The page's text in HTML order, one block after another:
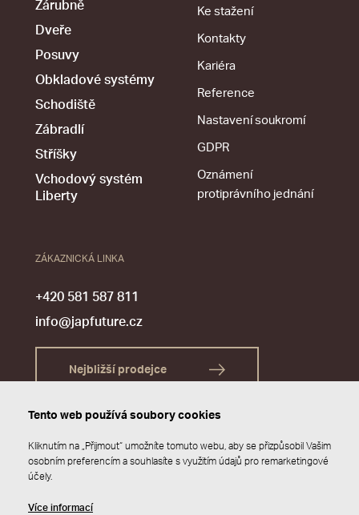
Zárubně
Dveře
Posuvy
Obkladové systémy
Schodiště
Zábradlí
Stříšky
Vchodový systém
Liberty
Ke stažení
Kontakty
Kariéra
Reference
Nastavení soukromí
GDPR
Oznámení
protiprávního jednání
ZÁKAZNICKÁ LINKA
+420 581 587 811
info@japfuture.cz
Nejbližší prodejce
Tento web používá soubory cookies
Kliknutím na „Přijmout“ umožníte tomuto webu, aby se přizpůsobil Vašim
osobním preferencím a souhlasíte s využitím údajů pro remarketingové
účely.
Více informací